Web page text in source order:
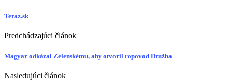
Teraz.sk
Predchádzajúci článok
Magyar odkázal Zelenskému, aby otvoril ropovod Družba
Nasledujúci článok